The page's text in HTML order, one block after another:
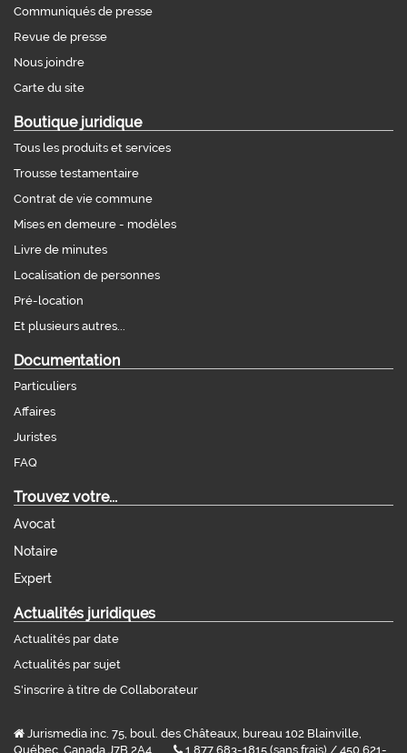
Communiqués de presse
Revue de presse
Nous joindre
Carte du site
Boutique juridique
Tous les produits et services
Trousse testamentaire
Contrat de vie commune
Mises en demeure - modèles
Livre de minutes
Localisation de personnes
Pré-location
Et plusieurs autres...
Documentation
Particuliers
Affaires
Juristes
FAQ
Trouvez votre...
Avocat
Notaire
Expert
Actualités juridiques
Actualités par date
Actualités par sujet
S'inscrire à titre de Collaborateur
Jurismedia inc. 75, boul. des Châteaux, bureau 102 Blainville,
Québec, Canada J7B 2A4
1 877 683-1815 (sans frais) / 450 621-